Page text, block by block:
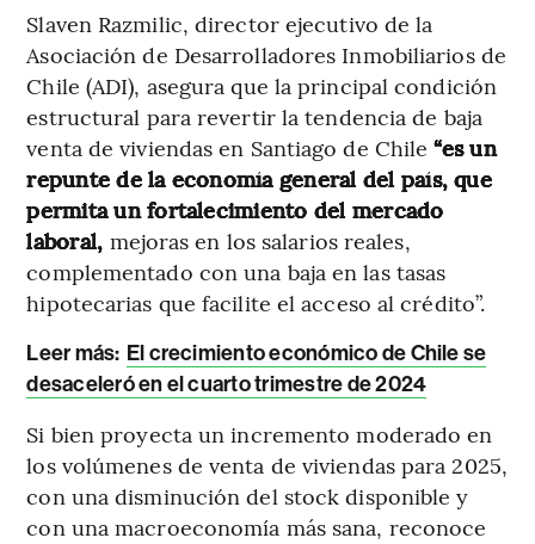
Slaven Razmilic, director ejecutivo de la
Asociación de Desarrolladores Inmobiliarios de
Chile (ADI), asegura que la principal condición
estructural para revertir la tendencia de baja
venta de viviendas en Santiago de Chile“es un
repunte de la economía general del país, que
permita un fortalecimiento del mercado
laboral, mejoras en los salarios reales,
complementado con una baja en las tasas
hipotecarias que facilite el acceso al crédito”.
Leer más: El crecimiento económico de Chile se
desaceleró en el cuarto trimestre de 2024
Si bien proyecta un incremento moderado en
los volúmenes de venta de viviendas para 2025,
con una disminución del stock disponible y
con una macroeconomía más sana, reconoce